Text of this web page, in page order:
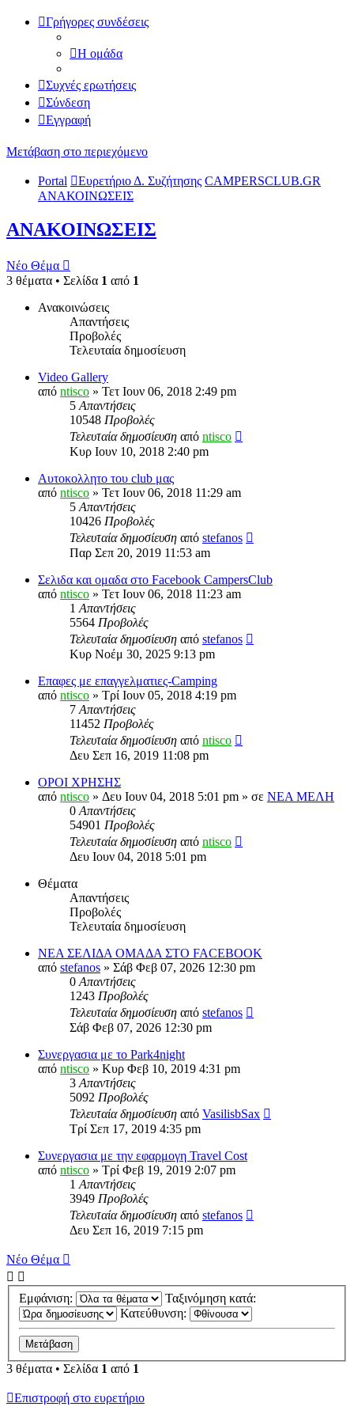
Γρήγορες συνδέσεις
Η ομάδα
Συχνές ερωτήσεις
Σύνδεση
Εγγραφή
Μετάβαση στο περιεχόμενο
Portal Ευρετήριο Δ. Συζήτησης CAMPERSCLUB.GR
ΑΝΑΚΟΙΝΩΣΕΙΣ
ΑΝΑΚΟΙΝΩΣΕΙΣ
Νέο Θέμα
3 θέματα • Σελίδα 1 από 1
Ανακοινώσεις
Απαντήσεις
Προβολές
Τελευταία δημοσίευση
Video Gallery
από ntisco » Τετ Ιουν 06, 2018 2:49 pm
5 Απαντήσεις
10548 Προβολές
Τελευταία δημοσίευση από ntisco
Κυρ Ιουν 10, 2018 2:40 pm
Αυτοκολλητο του club μας
από ntisco » Τετ Ιουν 06, 2018 11:29 am
5 Απαντήσεις
10426 Προβολές
Τελευταία δημοσίευση από stefanos
Παρ Σεπ 20, 2019 11:53 am
Σελιδα και ομαδα στο Facebook CampersClub
από ntisco » Τετ Ιουν 06, 2018 11:23 am
1 Απαντήσεις
5564 Προβολές
Τελευταία δημοσίευση από stefanos
Κυρ Νοέμ 30, 2025 9:13 pm
Επαφες με επαγγελματιες-Camping
από ntisco » Τρί Ιουν 05, 2018 4:19 pm
7 Απαντήσεις
11452 Προβολές
Τελευταία δημοσίευση από ntisco
Δευ Σεπ 16, 2019 11:08 pm
ΟΡΟΙ ΧΡΗΣΗΣ
από ntisco » Δευ Ιουν 04, 2018 5:01 pm » σε ΝΕΑ ΜΕΛΗ
0 Απαντήσεις
54901 Προβολές
Τελευταία δημοσίευση από ntisco
Δευ Ιουν 04, 2018 5:01 pm
Θέματα
Απαντήσεις
Προβολές
Τελευταία δημοσίευση
ΝΕΑ ΣΕΛΙΔΑ ΟΜΑΔΑ ΣΤΟ FACEBOOK
από stefanos » Σάβ Φεβ 07, 2026 12:30 pm
0 Απαντήσεις
1243 Προβολές
Τελευταία δημοσίευση από stefanos
Σάβ Φεβ 07, 2026 12:30 pm
Συνεργασια με το Park4night
από ntisco » Κυρ Φεβ 10, 2019 4:31 pm
3 Απαντήσεις
5092 Προβολές
Τελευταία δημοσίευση από VasilisbSax
Τρί Σεπ 17, 2019 4:35 pm
Συνεργασια με την εφαρμογη Travel Cost
από ntisco » Τρί Φεβ 19, 2019 2:07 pm
1 Απαντήσεις
3949 Προβολές
Τελευταία δημοσίευση από stefanos
Δευ Σεπ 16, 2019 7:15 pm
Νέο Θέμα
Εμφάνιση:
Ταξινόμηση κατά:
Κατεύθυνση:
3 θέματα • Σελίδα 1 από 1
Επιστροφή στο ευρετήριο